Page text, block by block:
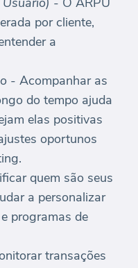
por cliente,
a
- Acompanhar as
do tempo ajuda
elas positivas
oportunos
quem são seus
a personalizar
programas de
transações